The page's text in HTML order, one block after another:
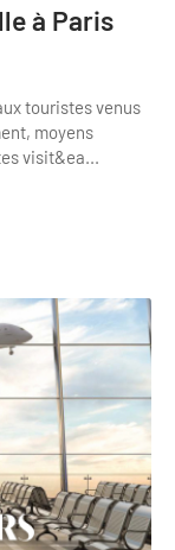
à Paris
touristes venus
moyens
visit&ea...